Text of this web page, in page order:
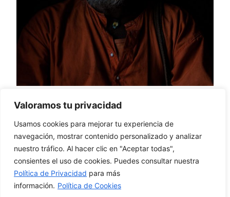
Valoramos tu privacidad
Usamos cookies para mejorar tu experiencia de
navegación, mostrar contenido personalizado y analizar
nuestro tráfico. Al hacer clic en "Aceptar todas",
consientes el uso de cookies. Puedes consultar nuestra
Política de Privacidad para más
información. Política de Cookies
Viaje fotográfico
India Norte, del 1 al
14 de Noviembre